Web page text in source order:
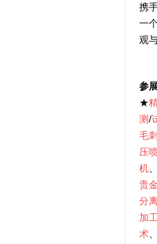
携
一
观
参
★
测/
毛刺
压
机
贵
分
加
术